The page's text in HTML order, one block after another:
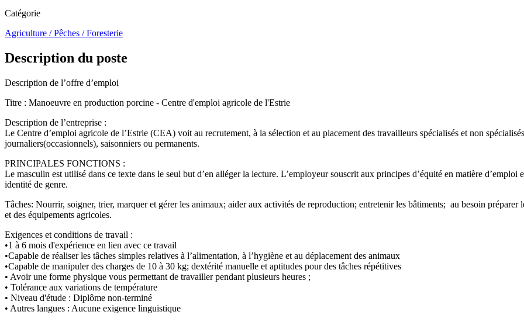
Catégorie
Agriculture / Pêches / Foresterie
Description du poste
Description de l’offre d’emploi
Titre : Manoeuvre en production porcine - Centre d'emploi agricole de l'Estrie
Description de l’entreprise :
Le Centre d’emploi agricole de l’Estrie (CEA) voit au recrutement, à la sélection et au placement des travailleurs spécialisés et non
journaliers(occasionnels), saisonniers ou permanents.
PRINCIPALES FONCTIONS :
Le masculin est utilisé dans ce texte dans le seul but d’en alléger la lecture. L’employeur souscrit aux principes d’équité en matière
identité de genre.
Tâches: Nourrir, soigner, trier, marquer et gérer les animaux; aider aux activités de reproduction; entretenir les bâtiments; au besoin
et des équipements agricoles.
Exigences et conditions de travail :
•1 à 6 mois d'expérience en lien avec ce travail
•Capable de réaliser les tâches simples relatives à l’alimentation, à l’hygiène et au déplacement des animaux
•Capable de manipuler des charges de 10 à 30 kg; dextérité manuelle et aptitudes pour des tâches répétitives
• Avoir une forme physique vous permettant de travailler pendant plusieurs heures ;
• Tolérance aux variations de température
• Niveau d'étude : Diplôme non-terminé
• Autres langues : Aucune exigence linguistique